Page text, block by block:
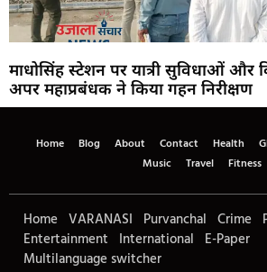
माधोसिंह स्टेशन पर यात्री सुविधाओं और
अपर महाप्रबंधक ने किया गहन निरीक्षण
Home Blog About Contact Health
Music
Travel Fitness
Home VARANASI Purvanchal Crime
Entertainment International E-Paper
Multilanguage switcher